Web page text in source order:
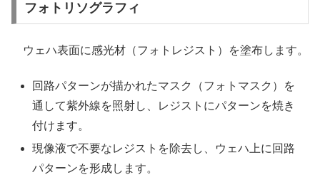
フォトリソグラフィ
ウェハ表面に感光材（フォトレジスト）を塗布します。
回路パターンが描かれたマスク（フォトマスク）を
通して紫外線を照射し、レジストにパターンを焼き
付けます。
現像液で不要なレジストを除去し、ウェハ上に回路
パターンを形成します。